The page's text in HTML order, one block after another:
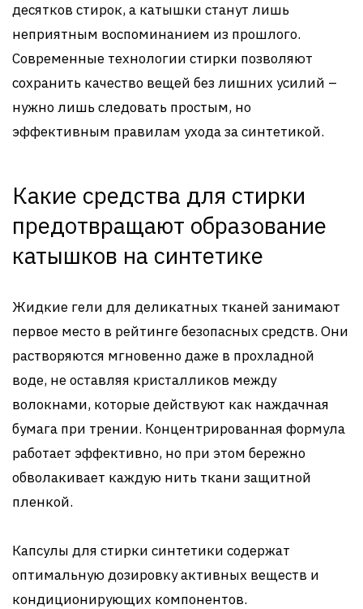
десятков стирок, а катышки станут лишь
неприятным воспоминанием из прошлого.
Современные технологии стирки позволяют
сохранить качество вещей без лишних усилий –
нужно лишь следовать простым, но
эффективным правилам ухода за синтетикой.
Какие средства для стирки
предотвращают образование
катышков на синтетике
Жидкие гели для деликатных тканей занимают
первое место в рейтинге безопасных средств. Они
растворяются мгновенно даже в прохладной
воде, не оставляя кристалликов между
волокнами, которые действуют как наждачная
бумага при трении. Концентрированная формула
работает эффективно, но при этом бережно
обволакивает каждую нить ткани защитной
пленкой.
Капсулы для стирки синтетики содержат
оптимальную дозировку активных веществ и
кондиционирующих компонентов.